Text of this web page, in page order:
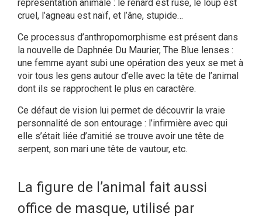
représentation animale : le renard est rusé, le loup est
cruel, l’agneau est naïf, et l’âne, stupide…
Ce processus d’anthropomorphisme est présent dans
la nouvelle de Daphnée Du Maurier, The Blue lenses :
une femme ayant subi une opération des yeux se met à
voir tous les gens autour d’elle avec la tête de l’animal
dont ils se rapprochent le plus en caractère.
Ce défaut de vision lui permet de découvrir la vraie
personnalité de son entourage : l’infirmière avec qui
elle s’était liée d’amitié se trouve avoir une tête de
serpent, son mari une tête de vautour, etc.
La figure de l’animal fait aussi
office de masque, utilisé par